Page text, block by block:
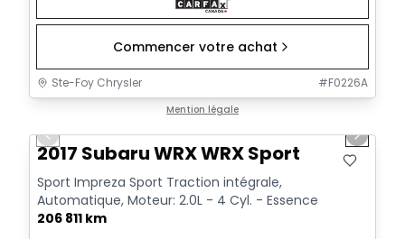
Commencer votre achat
Ste-Foy Chrysler #F0226A
Mention légale
Previous slide Next
2017 Subaru WRX WRX Sport
Sport Impreza Sport Traction intégrale,
Automatique, Moteur: 2.0L - 4 Cyl. - Essence
206 811 km